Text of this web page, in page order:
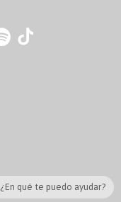
¿En qué te puedo ayudar?